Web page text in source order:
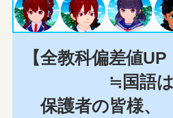
【全教科偏差値UP
≒国語は、
保護者の皆様、